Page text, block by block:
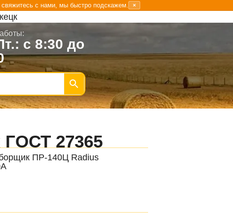
с нами, мы быстро подскажем. ×
с 8:30 до
27365
ПР-140Ц Radius